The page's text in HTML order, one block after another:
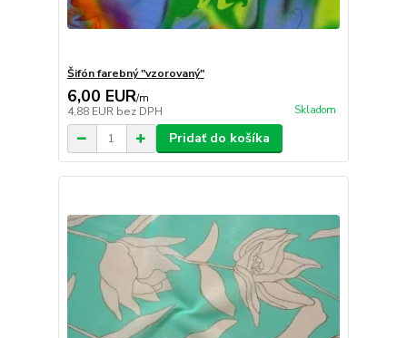
Šifón farebný "vzorovaný"
6,00 EUR/m
4,88 EUR bez DPH Skladom
Pridať do košíka